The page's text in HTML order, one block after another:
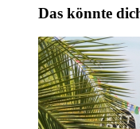
Das könnte